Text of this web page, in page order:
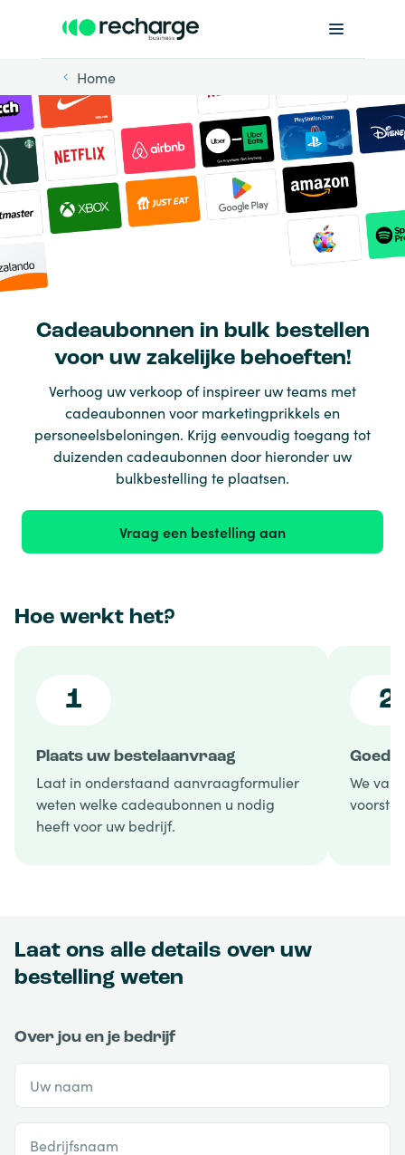
Home
Cadeaubonnen in bulk bestellen
voor uw zakelijke behoeften!
Verhoog uw verkoop of inspireer uw teams met
cadeaubonnen voor marketingprikkels en
personeelsbeloningen. Krijg eenvoudig toegang tot
duizenden cadeaubonnen door hieronder uw
bulkbestelling te plaatsen.
Vraag een bestelling aan
Hoe werkt het?
1
Plaats uw bestelaanvraag
Laat in onderstaand aanvraagformulier
weten welke cadeaubonnen u nodig
heeft voor uw bedrijf.
2
We
Laat ons alle details over uw
bestelling weten
Over jou en je bedrijf
Uw naam
Bedrijfsnaam